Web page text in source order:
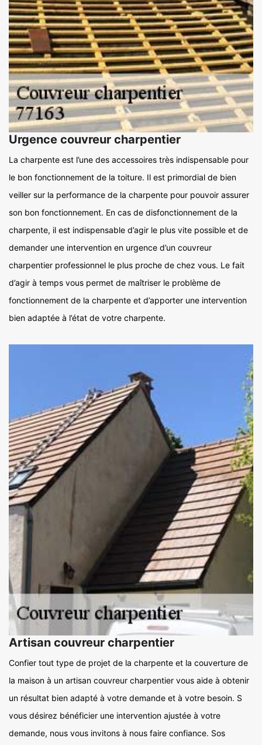
Urgence couvreur charpentier
La charpente est l’une des accessoires très indispensable pour
le bon fonctionnement de la toiture. Il est primordial de bien
veiller sur la performance de la charpente pour pouvoir assurer
son bon fonctionnement. En cas de disfonctionnement de la
charpente, il est indispensable d’agir le plus vite possible et de
demander une intervention en urgence d’un couvreur
charpentier professionnel le plus proche de chez vous. Le fait
d’agir à temps vous permet de maîtriser le problème de
fonctionnement de la charpente et d’apporter une intervention
bien adaptée à l’état de votre charpente.
Artisan couvreur charpentier
Confier tout type de projet de la charpente et la couverture de
la maison à un artisan couvreur charpentier vous aide à obtenir
un résultat bien adapté à votre demande et à votre besoin. S
vous désirez bénéficier une intervention ajustée à votre
demande, nous vous invitons à nous faire confiance. Sos